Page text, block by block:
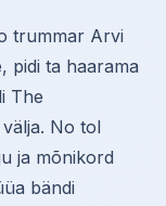
trummar Arvi
pidi ta haarama
The
No tol
ja mõnikord
bändi